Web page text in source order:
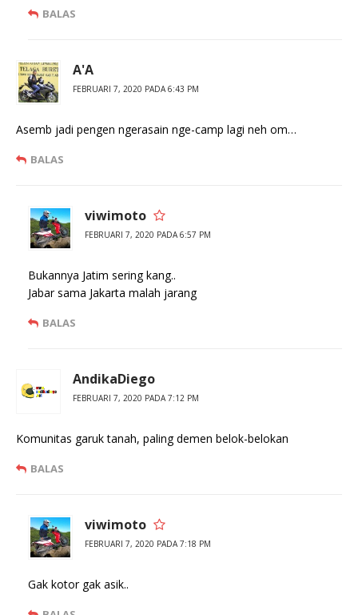
BALAS
A'A
FEBRUARI 7, 2020 PADA 6:43 PM
Asemb jadi pengen ngerasain nge-camp lagi neh om…
BALAS
viwimoto
FEBRUARI 7, 2020 PADA 6:57 PM
Bukannya Jatim sering kang..
Jabar sama Jakarta malah jarang
BALAS
AndikaDiego
FEBRUARI 7, 2020 PADA 7:12 PM
Komunitas garuk tanah, paling demen belok-belokan
BALAS
viwimoto
FEBRUARI 7, 2020 PADA 7:18 PM
Gak kotor gak asik..